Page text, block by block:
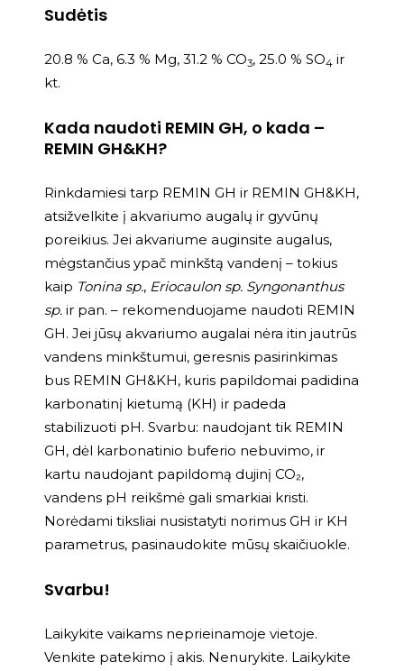
Sudėtis
20.8 % Ca, 6.3 % Mg, 31.2 % CO3, 25.0 % SO4 ir
kt.
Kada naudoti REMIN GH, o kada –
REMIN GH&KH?
Rinkdamiesi tarp REMIN GH ir REMIN GH&KH,
atsižvelkite į akvariumo augalų ir gyvūnų
poreikius. Jei akvariume auginsite augalus,
mėgstančius ypač minkštą vandenį – tokius
kaip Tonina sp., Eriocaulon sp. Syngonanthus
sp. ir pan. – rekomenduojame naudoti REMIN
GH. Jei jūsų akvariumo augalai nėra itin jautrūs
vandens minkštumui, geresnis pasirinkimas
bus REMIN GH&KH, kuris papildomai padidina
karbonatinį kietumą (KH) ir padeda
stabilizuoti pH. Svarbu: naudojant tik REMIN
GH, dėl karbonatinio buferio nebuvimo, ir
kartu naudojant papildomą dujinį CO₂,
vandens pH reikšmė gali smarkiai kristi.
Norėdami tiksliai nusistatyti norimus GH ir KH
parametrus, pasinaudokite mūsų skaičiuokle.
Svarbu!
Laikykite vaikams neprieinamoje vietoje.
Venkite patekimo į akis. Nenurykite. Laikykite